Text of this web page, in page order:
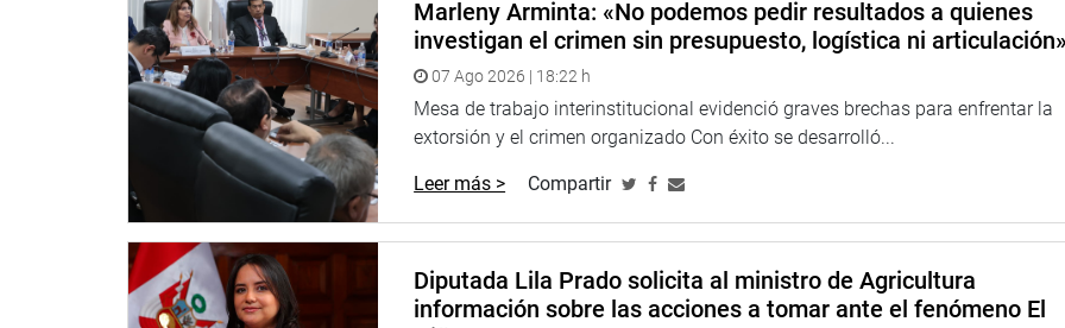
Marleny Arminta: «No podemos pedir resultados a quienes
investigan el crimen sin presupuesto, logística ni articulación»
07 Ago 2026 | 18:22 h
Mesa de trabajo interinstitucional evidenció graves brechas para enfrentar la
extorsión y el crimen organizado Con éxito se desarrolló...
Leer más > Compartir
Diputada Lila Prado solicita al ministro de Agricultura
información sobre las acciones a tomar ante el fenómeno El